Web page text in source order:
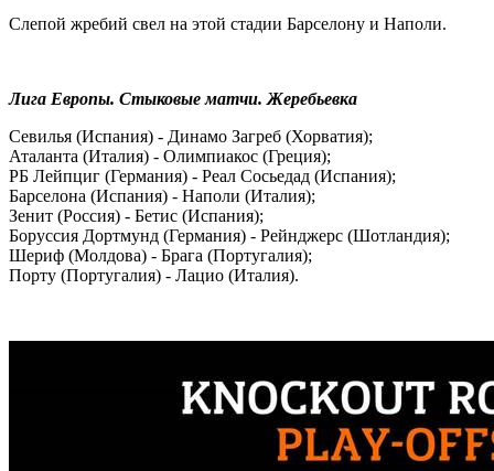
Слепой жребий свел на этой стадии Барселону и Наполи.
Лига Европы. Стыковые матчи. Жеребьевка
Севилья (Испания) - Динамо Загреб (Хорватия);
Аталанта (Италия) - Олимпиакос (Греция);
РБ Лейпциг (Германия) - Реал Сосьедад (Испания);
Барселона (Испания) - Наполи (Италия);
Зенит (Россия) - Бетис (Испания);
Боруссия Дортмунд (Германия) - Рейнджерс (Шотландия);
Шериф (Молдова) - Брага (Португалия);
Порту (Португалия) - Лацио (Италия).